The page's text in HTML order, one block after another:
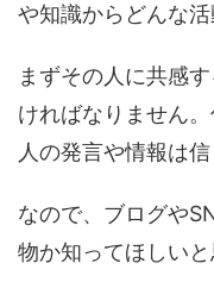
や知識からどんな活
まずその人に共感
ければなりません
人の発言や情報は
なので、ブログや
物か知ってほしいと